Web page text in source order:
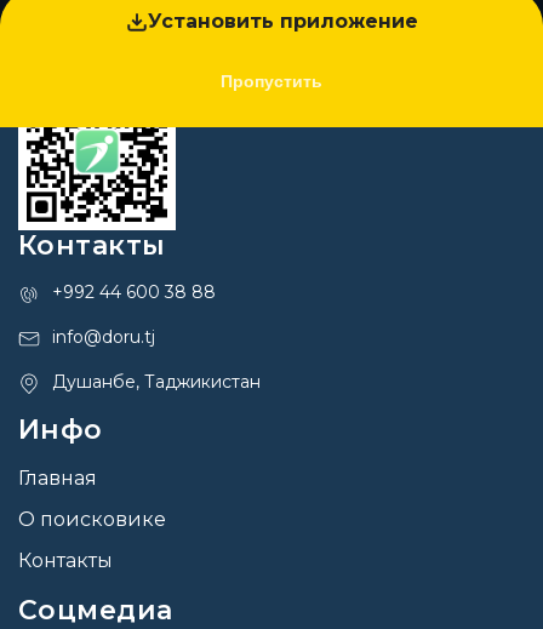
Установить приложение
Пропустить
Контакты
+992 44 600 38 88
info@doru.tj
Душанбе, Таджикистан
Инфо
Главная
О поисковике
Контакты
Соцмедиа